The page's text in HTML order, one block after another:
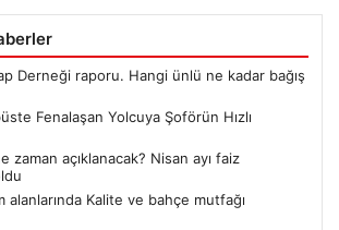
Derneği raporu. Hangi ünlü ne kadar bağış
Fenalaşan Yolcuya Şoförün Hızlı
zaman açıklanacak? Nisan ayı faiz
alanlarında Kalite ve bahçe mutfağı